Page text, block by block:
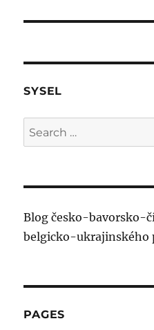
SYSEL
Search
for:
Blog česko-bavorsko-
belgicko-ukrajinského
PAGES